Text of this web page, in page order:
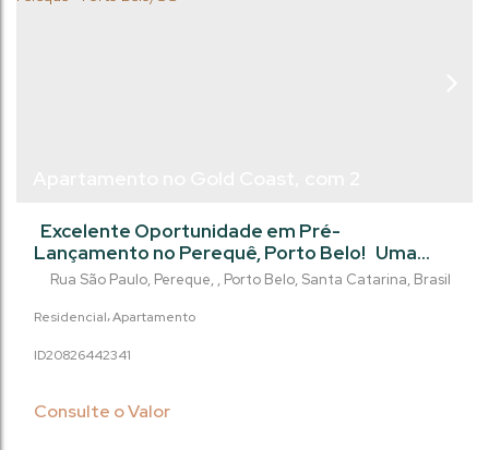
Belo/SC
Residencial Apartamento
Consulte o Valor
2341
2082644
Rua São Paulo, Pereque , Porto Belo, Santa Catarina, Brasil
Excelente Oportunidade em Pré-
Lançamento no Perequê, Porto Belo! Uma
oportunidade imperdível para garantir seu
exclusivas de lançamento e pagamento
empreendimento ideal tanto para morar
mais valorizam em Santa Catarina. O